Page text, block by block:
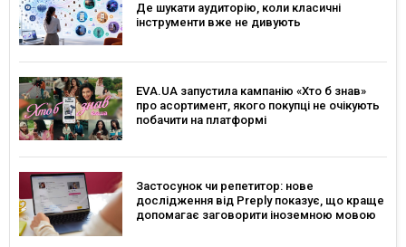
Де шукати аудиторію, коли класичні
інструменти вже не дивують
EVA.UA запустила кампанію «Хто б знав»
про асортимент, якого покупці не очікують
побачити на платформі
Застосунок чи репетитор: нове
дослідження від Preply показує, що краще
допомагає заговорити іноземною мовою